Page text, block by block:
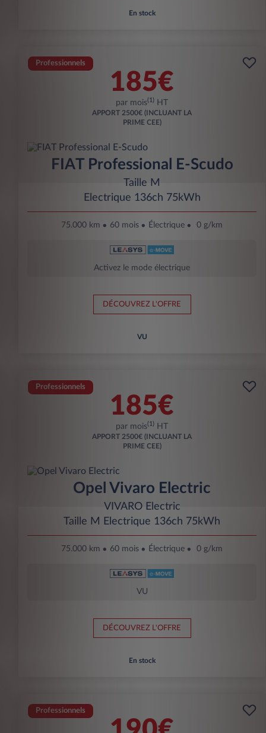
En stock
Professionnels
185€
par mois(1) HT
APPORT 2500€ (INCLUANT LA
PRIME CEE)
FIAT Professional E-Scudo
Taille M
Electrique 136ch 75kWh
75.000 km 60 mois Électrique 0 g/km
Activez le mode électrique
DÉCOUVREZ L'OFFRE
VU
Professionnels
185€
par mois(1) HT
APPORT 2500€ (INCLUANT LA
PRIME CEE)
Opel Vivaro Electric
VIVARO Electric
Taille M Electrique 136ch 75kWh
75.000 km 60 mois Électrique 0 g/km
VU
DÉCOUVREZ L'OFFRE
En stock
Professionnels